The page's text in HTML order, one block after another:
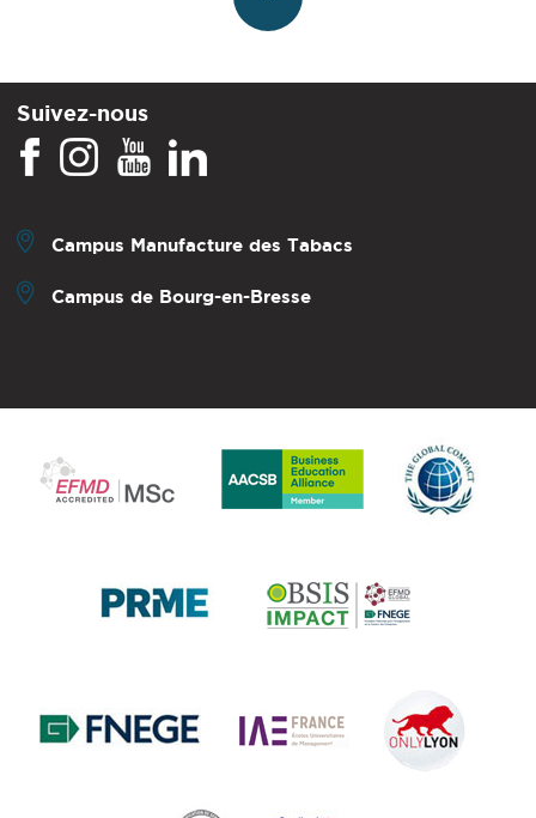
Suivez-nous
Campus Manufacture des Tabacs
Campus de Bourg-en-Bresse